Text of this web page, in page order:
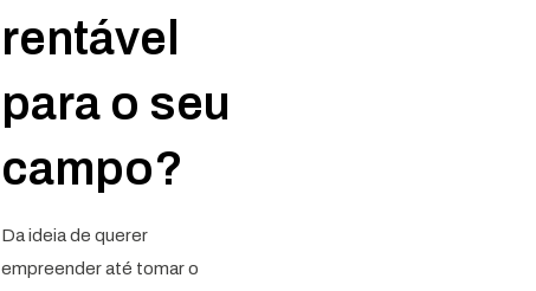
rentável
para o seu
campo?
Da ideia de querer
empreender até tomar o